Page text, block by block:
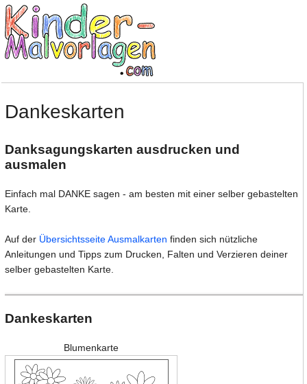
Dankeskarten
Danksagungskarten ausdrucken und
ausmalen
Einfach mal DANKE sagen - am besten mit einer selber gebastelten
Karte.
Auf der Übersichtsseite Ausmalkarten finden sich nützliche
Anleitungen und Tipps zum Drucken, Falten und Verzieren deiner
selber gebastelten Karte.
Dankeskarten
Blumenkarte